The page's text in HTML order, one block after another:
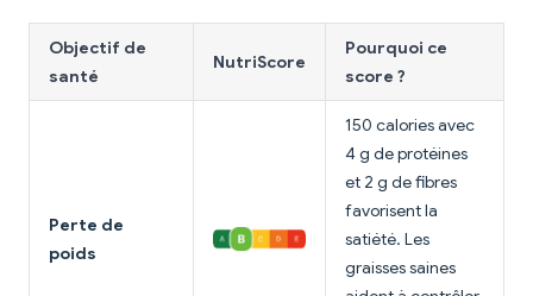
Objectif de
santé
NutriScore
Pourquoi ce
score ?
Perte de
poids
150 calories avec
4 g de protéines
et 2 g de fibres
favorisent la
satiété. Les
graisses saines